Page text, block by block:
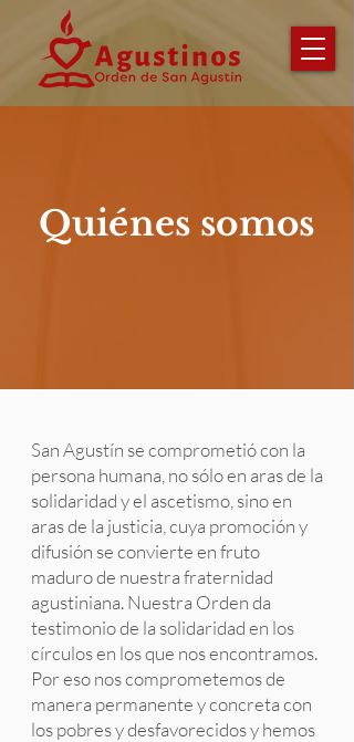
Quiénes somos
San Agustín se comprometió con la
persona humana, no sólo en aras de la
solidaridad y el ascetismo, sino en
aras de la justicia, cuya promoción y
difusión se convierte en fruto
maduro de nuestra fraternidad
agustiniana. Nuestra Orden da
testimonio de la solidaridad en los
círculos en los que nos encontramos.
Por eso nos comprometemos de
manera permanente y concreta con
los pobres y desfavorecidos y hemos